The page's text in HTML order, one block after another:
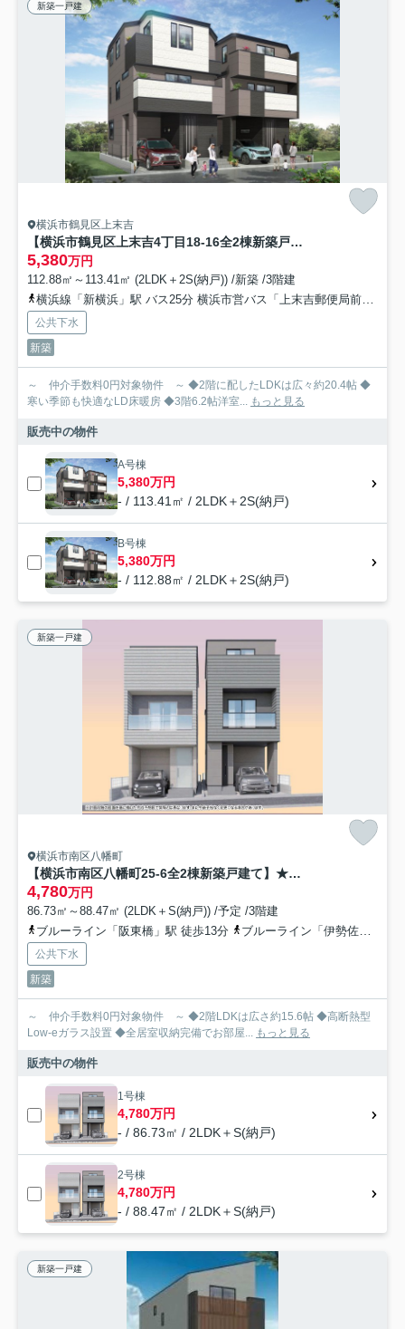
新築一戸建
横浜市鶴見区上末吉
【横浜市鶴見区上末吉4丁目18-16全2棟新築戸建て】★仲介手数料無料★
5,380万円
112.88㎡～113.41㎡ (2LDK＋2S(納戸)) /新築 /3階建
横浜線「新横浜」駅 バス25分 横浜市営バス「上末吉郵便局前」 停歩3分
公共下水
新築
～ 仲介手数料0円対象物件 ～ ◆2階に配したLDKは広々約20.4帖 ◆
寒い季節も快適なLD床暖房 ◆3階6.2帖洋室... もっと見る
販売中の物件
A号棟
5,380万円
- / 113.41㎡ / 2LDK＋2S(納戸)
B号棟
5,380万円
- / 112.88㎡ / 2LDK＋2S(納戸)
新築一戸建
横浜市南区八幡町
【横浜市南区八幡町25-6全2棟新築戸建て】★仲介手数料無料★（中村小学校・平楽中学校）
4,780万円
86.73㎡～88.47㎡ (2LDK＋S(納戸)) /予定 /3階建
ブルーライン「阪東橋」駅 徒歩13分
ブルーライン「伊勢佐木長者町」駅 徒歩18分
公共下水
新築
～ 仲介手数料0円対象物件 ～ ◆2階LDKは広さ約15.6帖 ◆高断熱型
Low-eガラス設置 ◆全居室収納完備でお部屋... もっと見る
販売中の物件
1号棟
4,780万円
- / 86.73㎡ / 2LDK＋S(納戸)
2号棟
4,780万円
- / 88.47㎡ / 2LDK＋S(納戸)
新築一戸建